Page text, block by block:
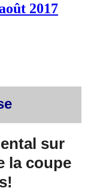
2017
sur
la coupe